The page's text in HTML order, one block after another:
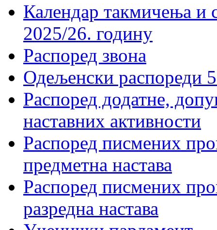
Календар такмичења
2025/26. годину
Распоред звона
Одељенски распореди
Распоред додатне,
наставних активности
Распоред писмених
предметна настава
Распоред писмених
разредна настава